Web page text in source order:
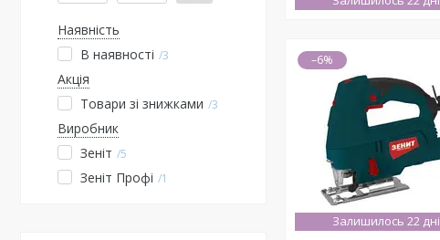
Наявність
В наявності 3
Акція
Товари зі знижками 3
Виробник
Зеніт 5
Зеніт Профі 1
–6%
Залишилось 22 дні